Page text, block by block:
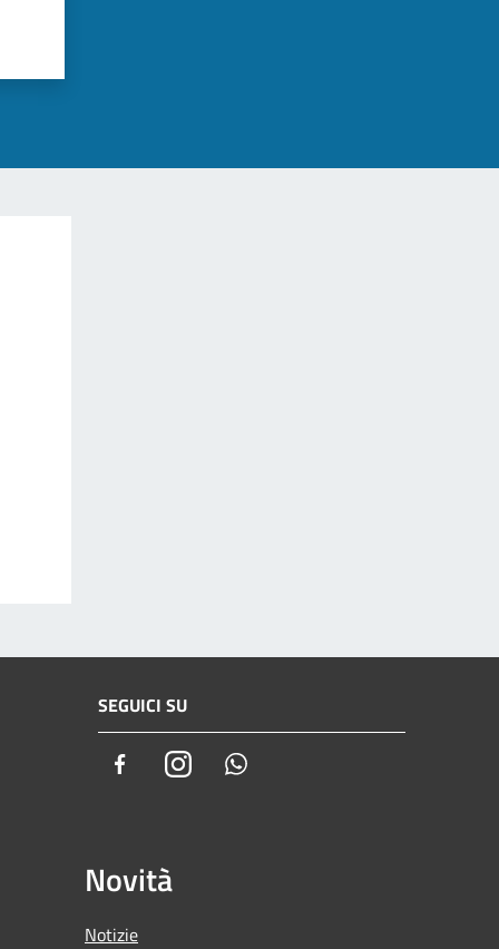
SEGUICI SU
FacebookInstagram
Novità
Notizie